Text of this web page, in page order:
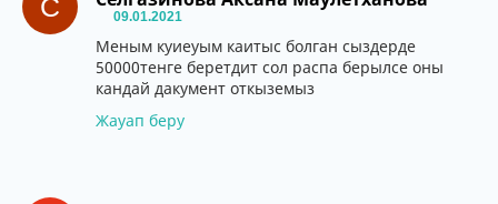
09.01.2021
Меным куиеуым каитыс болган сыздерде
50000тенге беретдит сол распа берылсе оны
кандай дакумент откыземыз
Жауап беру